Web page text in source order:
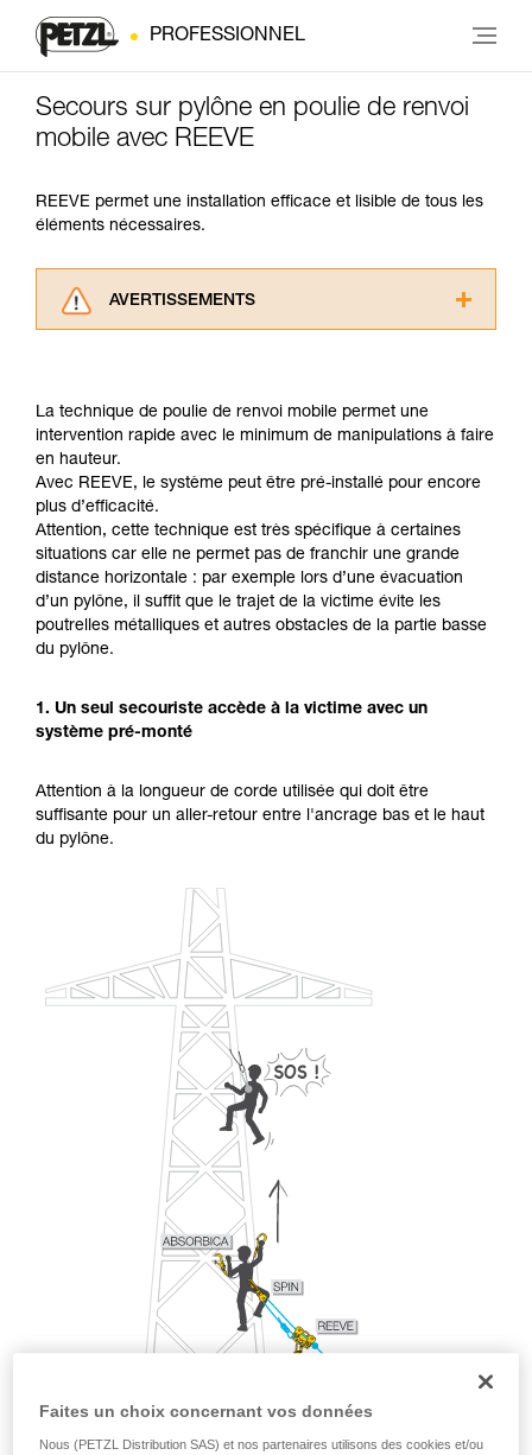
PROFESSIONNEL
Secours sur pylône en poulie de renvoi
mobile avec REEVE
REEVE permet une installation efficace et lisible de tous les
éléments nécessaires.
AVERTISSEMENTS
informations de la notice technique pour
pouvoir comprendre ce complément
d’informations.
Maîtriser ces techniques nécessite une
formation et un entraînement spécifique. Validez
avec un professionnel votre capacité à refaire
la manipulation, seul, en toute sécurité, avant
de la reproduire en autonomie.
Nous donnons des exemples de techniques
liées à votre activité. Il peut en exister d’autres
que nous ne décrivons pas ici.
La technique de poulie de renvoi mobile permet une
intervention rapide avec le minimum de manipulations à faire
en hauteur.
Avec REEVE, le système peut être pré-installé pour encore
plus d’efficacité.
Attention, cette technique est très spécifique à certaines
situations car elle ne permet pas de franchir une grande
distance horizontale : par exemple lors d’une évacuation
d’un pylône, il suffit que le trajet de la victime évite les
poutrelles métalliques et autres obstacles de la partie basse
du pylône.
1. Un seul secouriste accède à la victime avec un
système pré-monté
Attention à la longueur de corde utilisée qui doit être
suffisante pour un aller-retour entre l'ancrage bas et le haut
du pylône.
Faites un choix concernant vos données
Nous (PETZL Distribution SAS) et nos partenaires utilisons des cookies et/ou